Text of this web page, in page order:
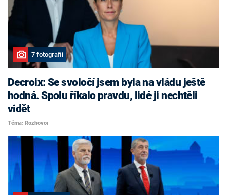
7 fotografií
Decroix: Se svoločí jsem byla na vládu ještě
hodná. Spolu říkalo pravdu, lidé ji nechtěli
vidět
Téma: Rozhovor